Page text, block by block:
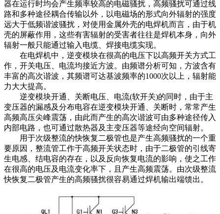
器在运行时均会产生频率较高的电磁骚扰，高频骚扰可通过线
路和多种途径耦合传输以外，以电磁场的形式向外辐射的强度
远大于低频谐波骚扰，对使用金属外壳的电焊机而言，由于机
壳的屏蔽作用，这些有害辐射的受害者往往是焊机本身，向外
辐射一般只能通过输入电缆、焊接电缆实现。
在电焊机中，逆变模块在很高的电压下以高频开关方式工
作，开关电压、电流均接近方波。由频谱分析可知，方波含有
丰富的高次谐波，其频谱可达基波频率的1000次以上，辐射能
力大大提高。
逆变模块开通、关断电压、电流(软开关)的同时，由于主
变压器的漏感及分布电容在逆变模块开通、关断时，常常产生
高频高压尖峰震荡，由此而产生的高次谐波可由多种途径传入
内部电路，也可通过散热器及主变压器等途经向空间辐射。
用于次级整流的快恢复二极管也是产生高频骚扰的一个重
要原因，整流管工作于高频开关状态时，由于二极管的引线寄
生电感、结电容的存在，以及反向恢复电流的影响，使之工作
在很高的电压及电流变化率下，且产生高频震荡。由次级整流
快恢复二极管产生的高频骚扰很容易通过焊机输出端馈出。